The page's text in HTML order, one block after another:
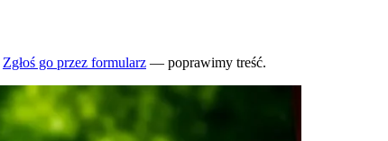
Zgłoś go przez formularz — poprawimy treść.